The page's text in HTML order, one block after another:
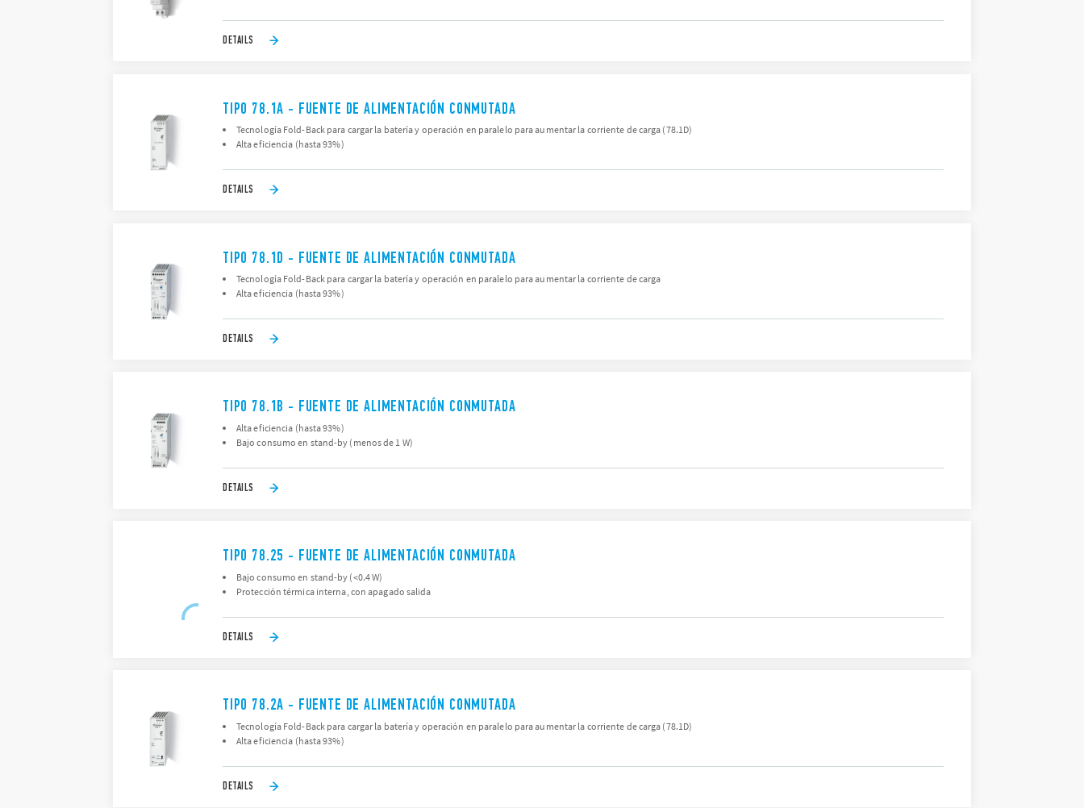
DETAILS
TIPO 78.1A - FUENTE DE ALIMENTACIÓN CONMUTADA
Tecnología Fold-Back para cargar la batería y operación en paralelo para aumentar la corriente de carga (78.1D)
Alta eficiencia (hasta 93%)
DETAILS
TIPO 78.1D - FUENTE DE ALIMENTACIÓN CONMUTADA
Tecnología Fold-Back para cargar la batería y operación en paralelo para aumentar la corriente de carga
Alta eficiencia (hasta 93%)
DETAILS
TIPO 78.1B - FUENTE DE ALIMENTACIÓN CONMUTADA
Alta eficiencia (hasta 93%)
Bajo consumo en stand-by (menos de 1 W)
DETAILS
TIPO 78.25 - FUENTE DE ALIMENTACIÓN CONMUTADA
Bajo consumo en stand-by (<0.4 W)
Protección térmica interna, con apagado salida
DETAILS
TIPO 78.2A - FUENTE DE ALIMENTACIÓN CONMUTADA
Tecnología Fold-Back para cargar la batería y operación en paralelo para aumentar la corriente de carga (78.1D)
Alta eficiencia (hasta 93%)
DETAILS